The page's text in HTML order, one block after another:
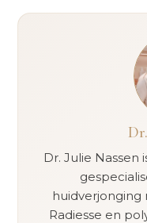
Dr. Julie Nassen
huidverjonging
Radiesse en